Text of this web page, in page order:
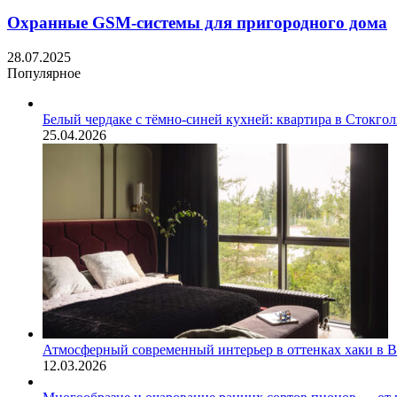
Охранные GSM-системы для пригородного дома
28.07.2025
Популярное
Белый чердаке с тёмно-синей кухней: квартира в
25.04.2026
Атмосферный современный интерьер в оттенках хаки в
12.03.2026